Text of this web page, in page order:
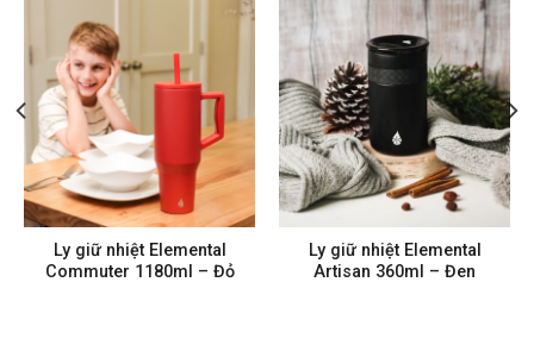
Ly giữ nhiệt Elemental
Commuter 1180ml – Đỏ
Ly giữ nhiệt Elemental
Artisan 360ml – Đen